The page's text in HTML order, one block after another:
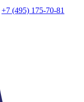
+7 (495) 175-70-81